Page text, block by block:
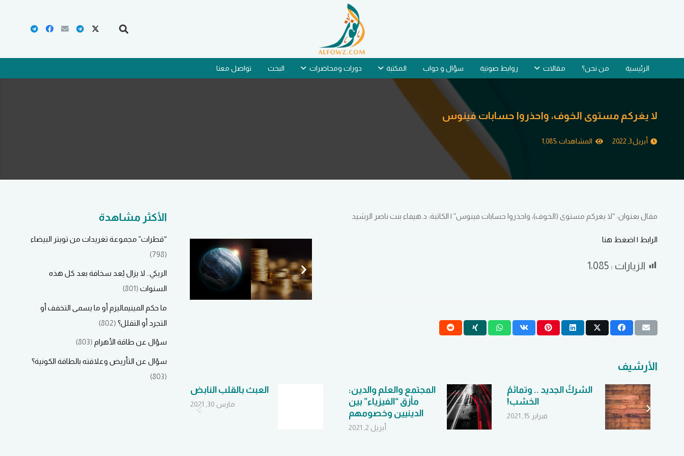
الرئيسية من نحن؟ مقالات روابط صوتية سؤال و جواب المكتبة دورات ومحاضرات البحث تواصل معنا
لا يغركم مستوى الخوف، واحذروا حسابات فينوس
أبريل 3, 2022 المشاهدات :1,085
مقال بعنوان: “لا يغركم مستوى (الخوف)، واحذروا حسابات فينوس” | الكاتبة: د.هيفاء بنت ناصر الرشيد
الرابط | اضغط هنا
الزيارات : 1٬085
الأرشيف
الشركُ الجديد .. وتمائمُ
الخشب!
فبراير 15, 2021
المجتمع والعلم والدين:
مأزق “الفيزياء” بين
الدينيين وخصومهم
أبريل 2, 2021
العبث بالقلب النابض
مارس 30, 2021
الأكثر مشاهدة
“قطرات” مجموعة تغريدات من تويتر البيضاء
(798)
الريكي.. لا يزال يُعد سخافة بعد كل هذه
السنوات (801)
ما حكم المينيماليزم أو ما يسمى التخفف أو
التجرد أو التقلل؟ (802)
سؤال عن طاقة الأهرام (803)
سؤال عن التأريض وعلاقته بالطاقة الكونية؟
(803)